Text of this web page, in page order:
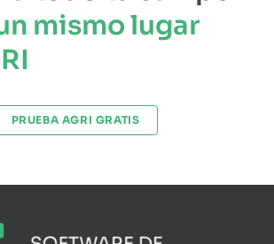
mismo lugar
PRUEBA AGRI GRATIS